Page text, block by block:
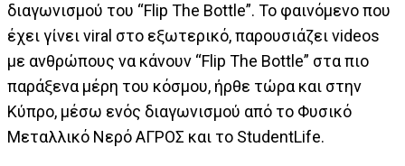
διαγωνισμού του “Flip The Bottle”. Το φαινόμενο που
έχει γίνει viral στο εξωτερικό, παρουσιάζει videos
με ανθρώπους να κάνουν “Flip The Bottle” στα πιο
παράξενα μέρη του κόσμου, ήρθε τώρα και στην
Κύπρο, μέσω ενός διαγωνισμού από το Φυσικό
Μεταλλικό Νερό ΑΓΡΟΣ και το StudentLife.